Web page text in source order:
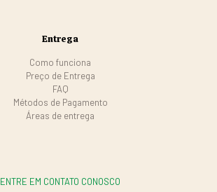
Entrega
Como funciona
Preço de Entrega
FAQ
Métodos de Pagamento
Áreas de entrega
ENTRE EM CONTATO CONOSCO